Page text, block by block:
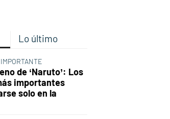
Lo último
de ‘Naruto’: Los
importantes
solo en la